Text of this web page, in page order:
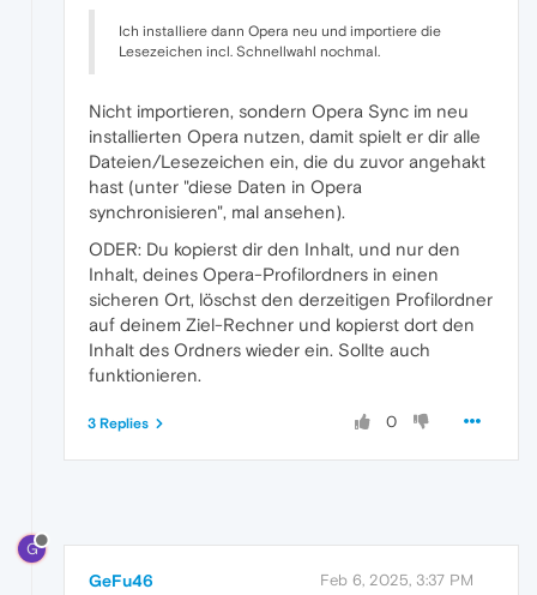
Ich installiere dann Opera neu und importiere die
Lesezeichen incl. Schnellwahl nochmal.
Nicht importieren, sondern Opera Sync im neu
installierten Opera nutzen, damit spielt er dir alle
Dateien/Lesezeichen ein, die du zuvor angehakt
hast (unter "diese Daten in Opera
synchronisieren", mal ansehen).
ODER: Du kopierst dir den Inhalt, und nur den
Inhalt, deines Opera-Profilordners in einen
sicheren Ort, löschst den derzeitigen Profilordner
auf deinem Ziel-Rechner und kopierst dort den
Inhalt des Ordners wieder ein. Sollte auch
funktionieren.
0
3 Replies
G
GeFu46 Feb 6, 2025, 3:37 PM